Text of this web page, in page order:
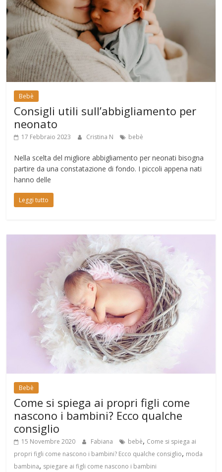
Bebè
Consigli utili sull’abbigliamento per
neonato
17 Febbraio 2023 Cristina N bebè
Nella scelta del migliore abbigliamento per neonati bisogna
partire da una constatazione di fondo. I piccoli appena nati
hanno delle
Leggi tutto
Bebè
Come si spiega ai propri figli come
nascono i bambini? Ecco qualche
consiglio
15 Novembre 2020 Fabiana bebè, Come si spiega ai
propri figli come nascono i bambini? Ecco qualche consiglio, moda
bambina, spiegare ai figli come nascono i bambini